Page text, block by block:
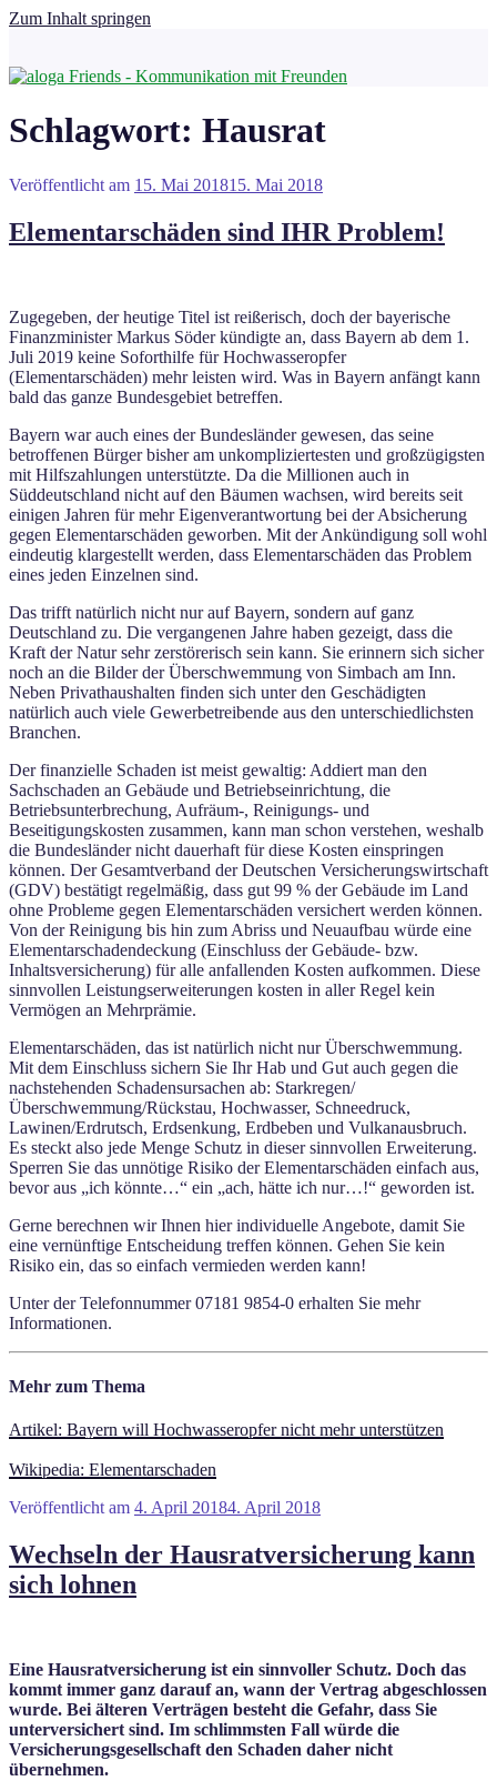
Zum Inhalt springen
Schlagwort: Hausrat
Veröffentlicht am 15. Mai 201815. Mai 2018
Elementarschäden sind IHR Problem!
Zugegeben, der heutige Titel ist reißerisch, doch der bayerische
Finanzminister Markus Söder kündigte an, dass Bayern ab dem 1.
Juli 2019 keine Soforthilfe für Hochwasseropfer
(Elementarschäden) mehr leisten wird. Was in Bayern anfängt kann
bald das ganze Bundesgebiet betreffen.
Bayern war auch eines der Bundesländer gewesen, das seine
betroffenen Bürger bisher am unkompliziertesten und großzügigsten
mit Hilfszahlungen unterstützte. Da die Millionen auch in
Süddeutschland nicht auf den Bäumen wachsen, wird bereits seit
einigen Jahren für mehr Eigenverantwortung bei der Absicherung
gegen Elementarschäden geworben. Mit der Ankündigung soll wohl
eindeutig klargestellt werden, dass Elementarschäden das Problem
eines jeden Einzelnen sind.
Das trifft natürlich nicht nur auf Bayern, sondern auf ganz
Deutschland zu. Die vergangenen Jahre haben gezeigt, dass die
Kraft der Natur sehr zerstörerisch sein kann. Sie erinnern sich sicher
noch an die Bilder der Überschwemmung von Simbach am Inn.
Neben Privathaushalten finden sich unter den Geschädigten
natürlich auch viele Gewerbetreibende aus den unterschiedlichsten
Branchen.
Der finanzielle Schaden ist meist gewaltig: Addiert man den
Sachschaden an Gebäude und Betriebseinrichtung, die
Betriebsunterbrechung, Aufräum-, Reinigungs- und
Beseitigungskosten zusammen, kann man schon verstehen, weshalb
die Bundesländer nicht dauerhaft für diese Kosten einspringen
können. Der Gesamtverband der Deutschen Versicherungswirtschaft
(GDV) bestätigt regelmäßig, dass gut 99 % der Gebäude im Land
ohne Probleme gegen Elementarschäden versichert werden können.
Von der Reinigung bis hin zum Abriss und Neuaufbau würde eine
Elementarschadendeckung (Einschluss der Gebäude- bzw.
Inhaltsversicherung) für alle anfallenden Kosten aufkommen. Diese
sinnvollen Leistungserweiterungen kosten in aller Regel kein
Vermögen an Mehrprämie.
Elementarschäden, das ist natürlich nicht nur Überschwemmung.
Mit dem Einschluss sichern Sie Ihr Hab und Gut auch gegen die
nachstehenden Schadensursachen ab: Starkregen/
Überschwemmung/Rückstau, Hochwasser, Schneedruck,
Lawinen/Erdrutsch, Erdsenkung, Erdbeben und Vulkanausbruch.
Es steckt also jede Menge Schutz in dieser sinnvollen Erweiterung.
Sperren Sie das unnötige Risiko der Elementarschäden einfach aus,
bevor aus „ich könnte…“ ein „ach, hätte ich nur…!“ geworden ist.
Gerne berechnen wir Ihnen hier individuelle Angebote, damit Sie
eine vernünftige Entscheidung treffen können. Gehen Sie kein
Risiko ein, das so einfach vermieden werden kann!
Unter der Telefonnummer 07181 9854-0 erhalten Sie mehr
Informationen.
Mehr zum Thema
Artikel: Bayern will Hochwasseropfer nicht mehr unterstützen
Wikipedia: Elementarschaden
Veröffentlicht am 4. April 20184. April 2018
Wechseln der Hausratversicherung kann
sich lohnen
Eine Hausratversicherung ist ein sinnvoller Schutz. Doch das
kommt immer ganz darauf an, wann der Vertrag abgeschlossen
wurde. Bei älteren Verträgen besteht die Gefahr, dass Sie
unterversichert sind. Im schlimmsten Fall würde die
Versicherungsgesellschaft den Schaden daher nicht
übernehmen.